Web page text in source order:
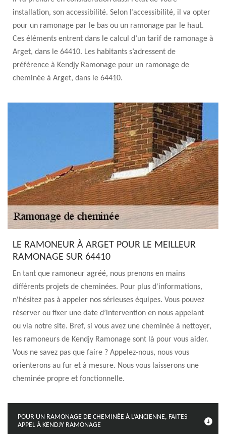
installation, son accessibilité. Selon l’accessibilité, il va opter
pour un ramonage par le bas ou un ramonage par le haut.
Ces éléments entrent dans le calcul d’un tarif de ramonage à
Arget, dans le 64410. Les habitants s’adressent de
préférence à Kendjy Ramonage pour un ramonage de
cheminée à Arget, dans le 64410.
LE RAMONEUR À ARGET POUR LE MEILLEUR
RAMONAGE SUR 64410
En tant que ramoneur agréé, nous prenons en mains
différents projets de cheminées. Pour plus d'informations,
n'hésitez pas à appeler nos sérieuses équipes. Vous pouvez
réserver ou fixer une date d’intervention en nous appelant
ou via notre site. Bref, si vous avez une cheminée à nettoyer,
les ramoneurs de Kendjy Ramonage sont là pour vous aider.
Vous ne savez pas que faire ? Appelez-nous, nous vous
orienterons au fur et à mesure. Nous vous laisserons une
cheminée propre et fonctionnelle.
POUR UN RAMONAGE DE CHEMINÉE À L’ANCIENNE, FAITES
APPEL À KENDJY RAMONAGE